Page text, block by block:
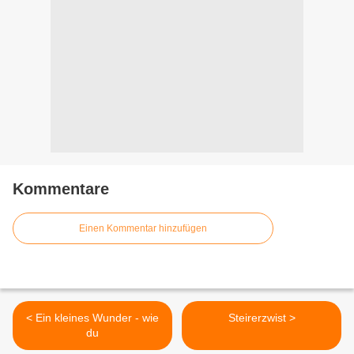
Kommentare
Einen Kommentar hinzufügen
< Ein kleines Wunder - wie
du
Steirerzwist >